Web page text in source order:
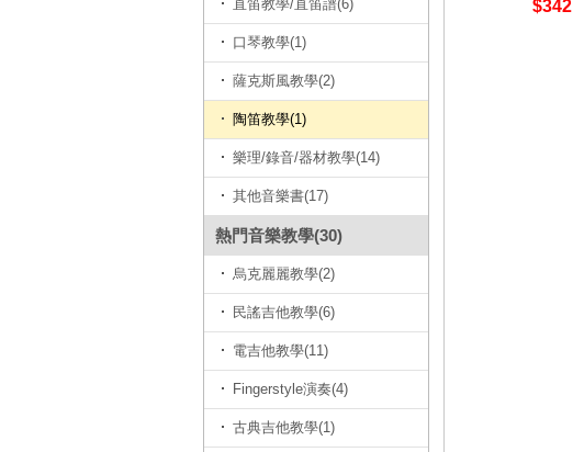
直笛教學/直笛譜(6)
口琴教學(1)
薩克斯風教學(2)
陶笛教學(1)
樂理/錄音/器材教學(14)
其他音樂書(17)
熱門音樂教學(30)
烏克麗麗教學(2)
民謠吉他教學(6)
電吉他教學(11)
Fingerstyle演奏(4)
古典吉他教學(1)
$342